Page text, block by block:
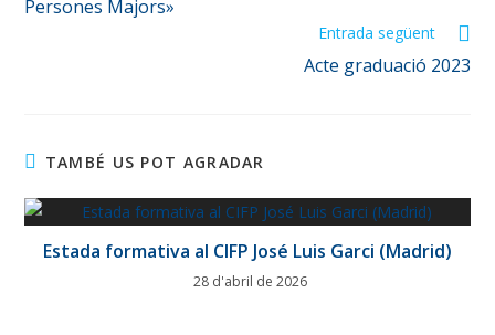
Persones Majors»
Entrada següent
Acte graduació 2023
TAMBÉ US POT AGRADAR
Estada formativa al CIFP José Luis Garci (Madrid)
28 d'abril de 2026